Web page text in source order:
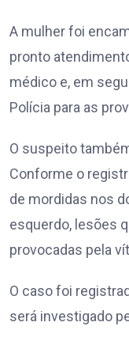
A mulher foi
pronto
médico e, em
Polícia para as
O suspeito
Conforme o
de mordidas nos
esquerdo, lesões
provocadas pela
O caso foi
será investigado